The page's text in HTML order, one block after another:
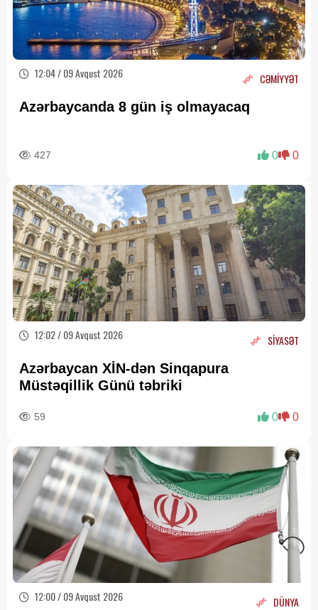
12:04 / 09 Avqust 2026 CƏMİYYƏT
Azərbaycanda 8 gün iş olmayacaq
427 0 0
12:02 / 09 Avqust 2026 SİYASƏT
Azərbaycan XİN-dən Sinqapura
Müstəqillik Günü təbriki
59 0 0
12:00 / 09 Avqust 2026 DÜNYA